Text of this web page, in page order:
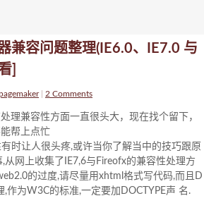
兼容问题整理(IE6.0、IE7.0 与
]
| 2 Comments
理兼容性方面一直很头大，现在找个留下，
帮上点忙
时让人很头疼,或许当你了解当中的技巧跟原
从网上收集了IE7,6与Fireofx的兼容性处理方
的过度,请尽量用xhtml格式写代码,而且D
,作为W3C的标准,一定要加DOCTYPE声 名.